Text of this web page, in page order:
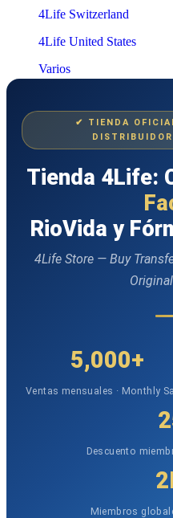
4Life Switzerland
4Life United States
Varios
✔ TIENDA
Tienda 4Life:
RioVida y
4Life Store — Buy
5,000+
Ventas mensuales · Monthly
Descuento
Miembros